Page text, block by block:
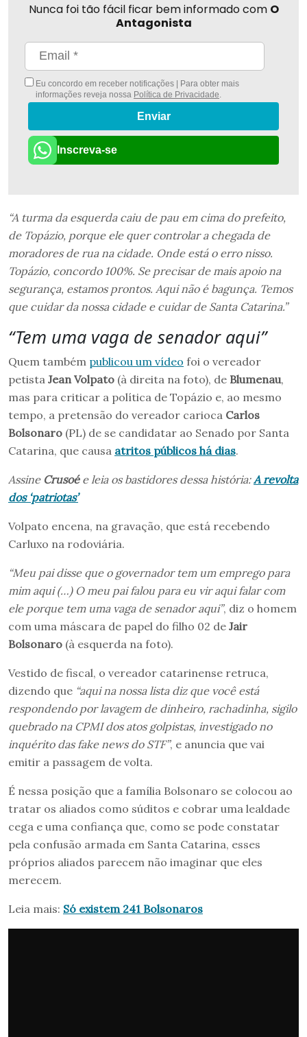
Nunca foi tão fácil ficar bem informado com O
Antagonista
Eu concordo em receber notificações | Para obter mais
informações reveja nossa Política de Privacidade
Enviar
Inscreva-se
“A turma da esquerda caiu de pau em cima do prefeito,
de Topázio, porque ele quer controlar a chegada de
moradores de rua na cidade. Onde está o erro nisso.
Topázio, concordo 100%. Se precisar de mais apoio na
segurança, estamos prontos. Aqui não é bagunça. Temos
que cuidar da nossa cidade e cuidar de Santa Catarina.”
“Tem uma vaga de senador aqui”
Quem também publicou um vídeo foi o vereador
petista Jean Volpato (à direita na foto), de Blumenau,
mas para criticar a política de Topázio e, ao mesmo
tempo, a pretensão do vereador carioca Carlos
Bolsonaro (PL) de se candidatar ao Senado por Santa
Catarina, que causa atritos públicos há dias.
Assine Crusoée leia os bastidores dessa história:A revolta
dos ‘patriotas’
Volpato encena, na gravação, que está recebendo
Carluxo na rodoviária.
“Meu pai disse que o governador tem um emprego para
mim aqui (…) O meu pai falou para eu vir aqui falar com
ele porque tem uma vaga de senador aqui”, diz o homem
com uma máscara de papel do filho 02 de Jair
Bolsonaro (à esquerda na foto).
Vestido de fiscal, o vereador catarinense retruca,
dizendo que “aqui na nossa lista diz que você está
respondendo por lavagem de dinheiro, rachadinha, sigilo
quebrado na CPMI dos atos golpistas, investigado no
inquérito das fake news do STF”, e anuncia que vai
emitir a passagem de volta.
É nessa posição que a família Bolsonaro se colocou ao
tratar os aliados como súditos e cobrar uma lealdade
cega e uma confiança que, como se pode constatar
pela confusão armada em Santa Catarina, esses
próprios aliados parecem não imaginar que eles
merecem.
Leia mais: Só existem 241 Bolsonaros